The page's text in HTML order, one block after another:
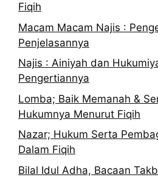
Fiqih
Macam Macam Najis :
Penjelasannya
Najis : Ainiyah dan
Pengertiannya
Lomba; Baik Memanah &
Hukumnya Menurut Fiqih
Nazar; Hukum Serta
Dalam Fiqih
Bilal Idul Adha, Bacaan